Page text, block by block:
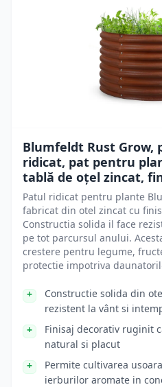
Blumfeldt Rust Grow,
ridicat, pat pentru
tablă de oțel zincat,
Patul ridicat pentru plante
fabricat din otel zincat cu
Constructia solida il face
pe tot parcursul anului.
crestere pentru legume,
protectie impotriva
Constructie solida din
rezistent la vânt si
Finisaj decorativ ruginit
natural si placut
Permite cultivarea
ierburilor aromate in